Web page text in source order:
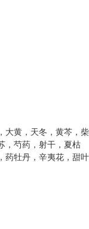
大黄，天冬，黄芩，柴
，芍药，射干，夏枯
药牡丹，辛夷花，甜叶